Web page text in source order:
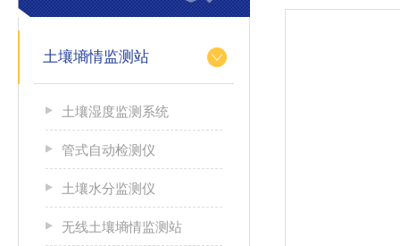
土壤墒情监测站
土壤湿度监测系统
管式自动检测仪
土壤水分监测仪
无线土壤墒情监测站